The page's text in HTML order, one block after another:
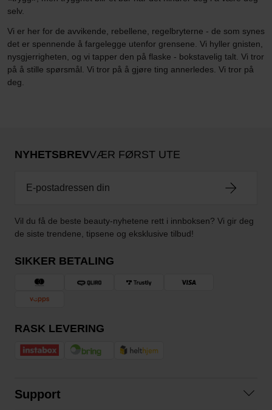
selv.
Vi er her for de avvikende, rebellene, regelbryterne - de som synes
det er spennende å fargelegge utenfor grensene. Vi hyller gnisten,
nysgjerrigheten, og vi tapper den på flaske - bokstavelig talt. Vi tror
på å stille spørsmål. Vi tror på å gjøre ting annerledes. Vi tror på
deg.
NYHETSBREVVÆR FØRST UTE
Vil du få de beste beauty-nyhetene rett i innboksen? Vi gir deg
de siste trendene, tipsene og eksklusive tilbud!
SIKKER BETALING
RASK LEVERING
Support